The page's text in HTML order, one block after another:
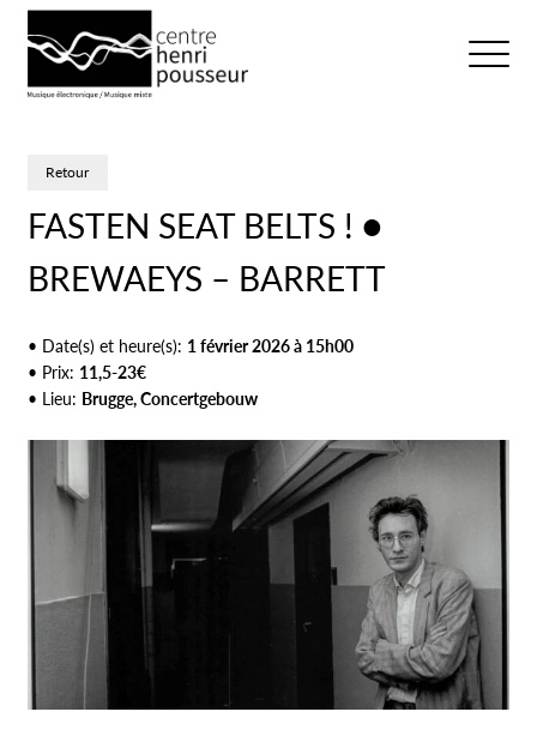
Ouvrir/
Retour
FASTEN SEAT BELTS ! ●
BREWAEYS – BARRETT
Date(s) et heure(s): 1 février 2026 à 15h00
Prix: 11,5-23€
Lieu: Brugge, Concertgebouw